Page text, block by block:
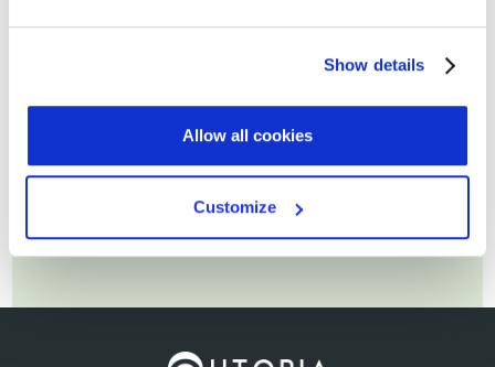
Show details
Allow all cookies
Customize